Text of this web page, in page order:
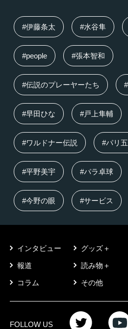
#伊藤条太 #水谷隼
#people #張本智和
#伝説のプレーヤーたち
#早田ひな #戸上隼輔
#ワルドナー伝説 #パリ
#平野美宇 #パラ卓球
#今野の眼 #サービス
インタビュー グッズ＋
報道 読み物＋
コラム その他
FOLLOW US